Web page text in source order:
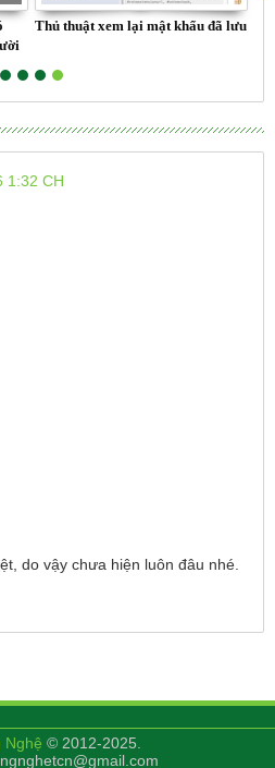
Thủ thuật xem lại mật khẩu đã lưu
1:32 CH
do vậy chưa hiện luôn đâu nhé.
Nghệ © 2012-2025.